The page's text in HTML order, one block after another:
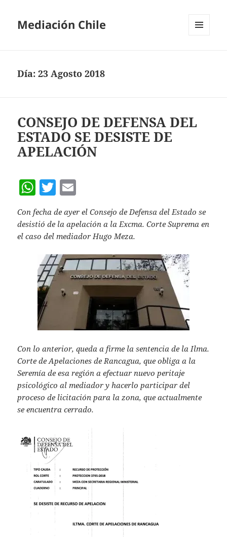
Mediación Chile
Día:23 Agosto 2018
CONSEJO DE DEFENSA DEL
ESTADO SE DESISTE DE
APELACIÓN
W
h
at
s
A
p
p
T
w
itt
er
m
ai
l
Con fecha de ayer el Consejo de Defensa del Estado se
desistió de la apelación a la Excma. Corte Suprema en
el caso del mediador Hugo Meza.
Con lo anterior, queda a firme la sentencia de la Ilma.
Corte de Apelaciones de Rancagua, que obliga a la
Seremía de esa región a efectuar nuevo peritaje
psicológico al mediador y hacerlo participar del
proceso de licitación para la zona, que actualmente
se encuentra cerrado.